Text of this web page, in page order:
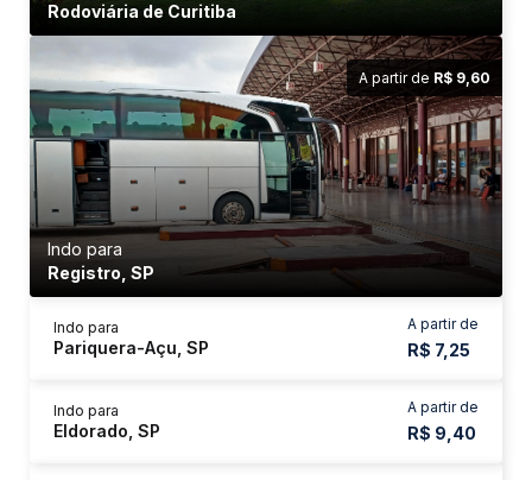
Rodoviária de Curitiba
A partir de R$ 9,60
Indo para
Registro, SP
A partir de
R$ 7,25
Indo para
Pariquera-Açu, SP
A partir de
R$ 9,40
Indo para
Eldorado, SP